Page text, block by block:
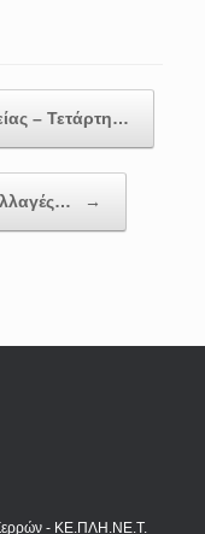
– Τετάρτη…
→
- ΚΕ.ΠΛΗ.ΝΕ.Τ.